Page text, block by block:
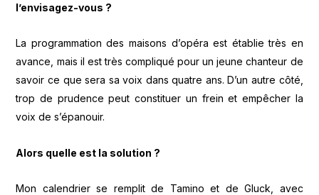
l’envisagez-vous ?
La programmation des maisons d’opéra est établie très en
avance, mais il est très compliqué pour un jeune chanteur de
savoir ce que sera sa voix dans quatre ans. D’un autre côté,
trop de prudence peut constituer un frein et empêcher la
voix de s’épanouir.
Alors quelle est la solution ?
Mon calendrier se remplit de Tamino et de Gluck, avec